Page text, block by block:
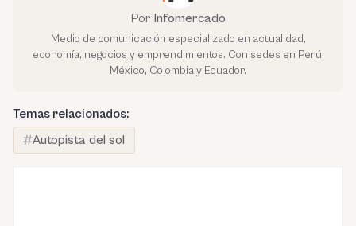
Por Infomercado
Medio de comunicación especializado en actualidad,
economía, negocios y emprendimientos. Con sedes en Perú,
México, Colombia y Ecuador.
Temas relacionados:
Autopista del sol